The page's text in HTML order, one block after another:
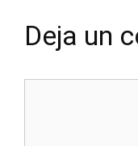
Deja un